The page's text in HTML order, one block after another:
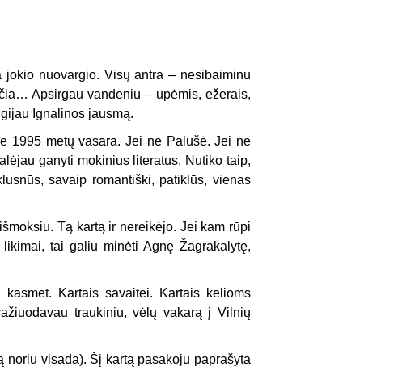
nuovargio. Visų antra – nesibaiminu
Apsirgau vandeniu – upėmis, ežerais,
Ignalinos jausmą.
1995 metų vasara. Jei ne Palūšė. Jei ne
ganyti mokinius literatus. Nutiko taip,
savaip romantiški, patiklūs, vienas
Tą kartą ir nereikėjo. Jei kam rūpi
tai galiu minėti Agnę Žagrakalytę,
Kartais savaitei. Kartais kelioms
traukiniu, vėlų vakarą į Vilnių
visada). Šį kartą pasakoju paprašyta